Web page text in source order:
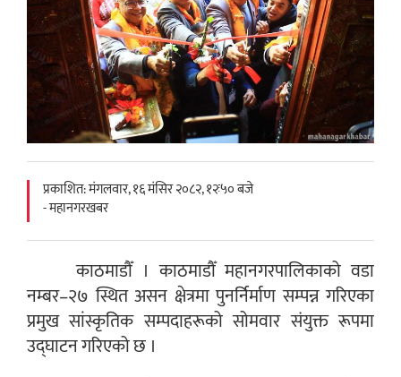
प्रकाशित: मंगलवार, १६ मंसिर २०८२, १२ः५० बजे
- महानगरखबर
काठमाडौँ । काठमाडौँ महानगरपालिकाको वडा
नम्बर–२७ स्थित असन क्षेत्रमा पुनर्निर्माण सम्पन्न गरिएका
प्रमुख सांस्कृतिक सम्पदाहरूको सोमवार संयुक्त रूपमा
उद्घाटन गरिएको छ ।